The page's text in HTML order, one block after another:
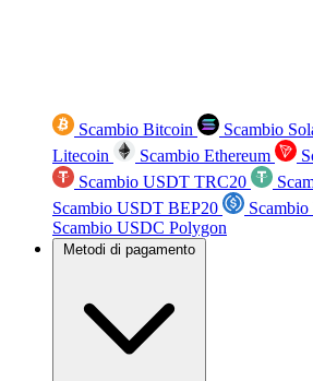
Scambio Bitcoin Scambio
Litecoin
Scambio Ethereum
Scambio USDT TRC20
Scambio USDT BEP20
Scambio USDC Polygon
Metodi di pagamento